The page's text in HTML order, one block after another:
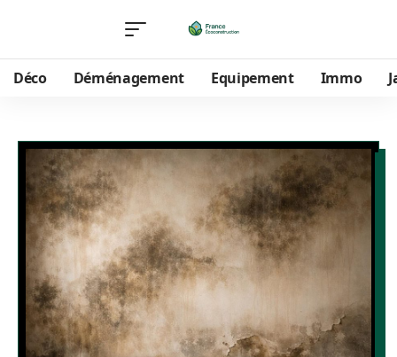
Déco Déménagement Equipement Immo